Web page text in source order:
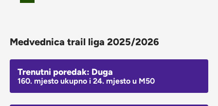
Medvednica trail liga 2025/2026
Trenutni poredak: Duga
160. mjesto ukupno i 24. mjesto u M50